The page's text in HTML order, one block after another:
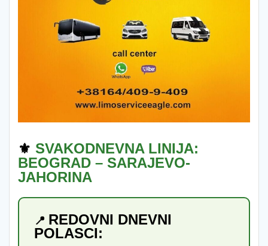
⚜️ SVAKODNEVNA LINIJA:
BEOGRAD – SARAJEVO-
JAHORINA
📍 REDOVNI DNEVNI
POLASCI: